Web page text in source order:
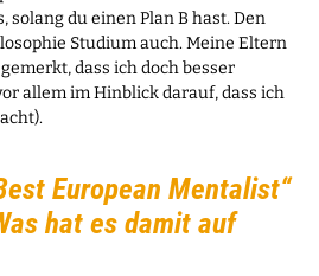
solang du einen Plan B hast. Den
Studium auch. Meine Eltern
dass ich doch besser
allem im Hinblick darauf, dass ich
European Mentalist“
hat es damit auf